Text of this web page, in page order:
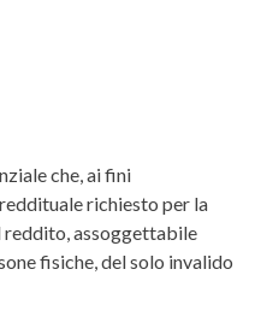
che, ai fini
richiesto per la
reddito, assoggettabile
fisiche, del solo invalido